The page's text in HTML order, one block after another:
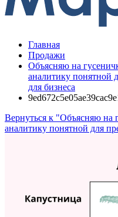
Главная
Продажи
Объясняю на
аналитику понятной
для бизнеса
Вернуться к "Объясняю на
аналитику понятной для